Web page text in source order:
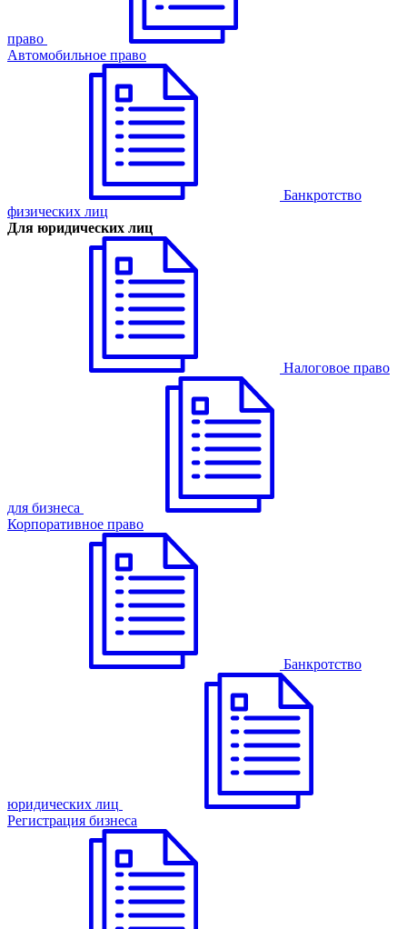
право
Автомобильное право
Банкротство
физических лиц
Для юридических лиц
Налоговое право
для бизнеса
Корпоративное право
Банкротство
юридических лиц
Регистрация бизнеса